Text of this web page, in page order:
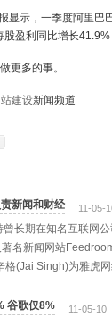
显示，一季度阿里
盈利同比增长
更多的事。
建设新闻频道
新闻和财经 11-05-
长期在知名互联网
名新闻网站
格(Jai Singh)为雅虎网
谷歌仅8% 11-05-10